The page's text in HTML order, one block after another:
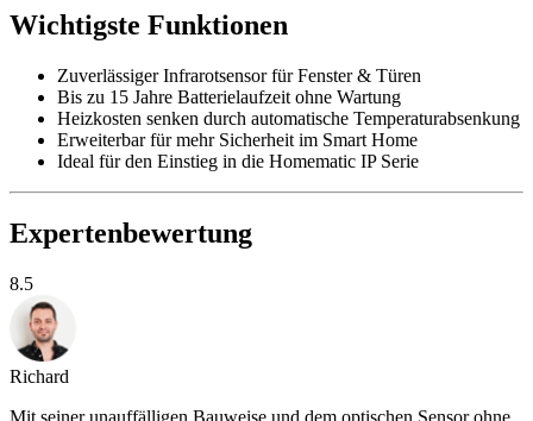
Wichtigste Funktionen
Zuverlässiger Infrarotsensor für Fenster & Türen
Bis zu 15 Jahre Batterielaufzeit ohne Wartung
Heizkosten senken durch automatische Temperaturabsenkung
Erweiterbar für mehr Sicherheit im Smart Home
Ideal für den Einstieg in die Homematic IP Serie
Expertenbewertung
8.5
Richard
Mit seiner unauffälligen Bauweise und dem optischen Sensor ohne